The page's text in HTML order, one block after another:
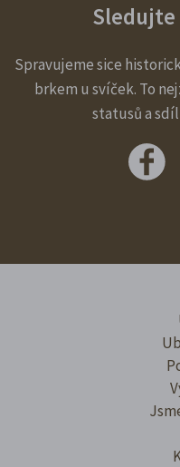
Spravujeme sice
brkem u svíček. To
statusů a